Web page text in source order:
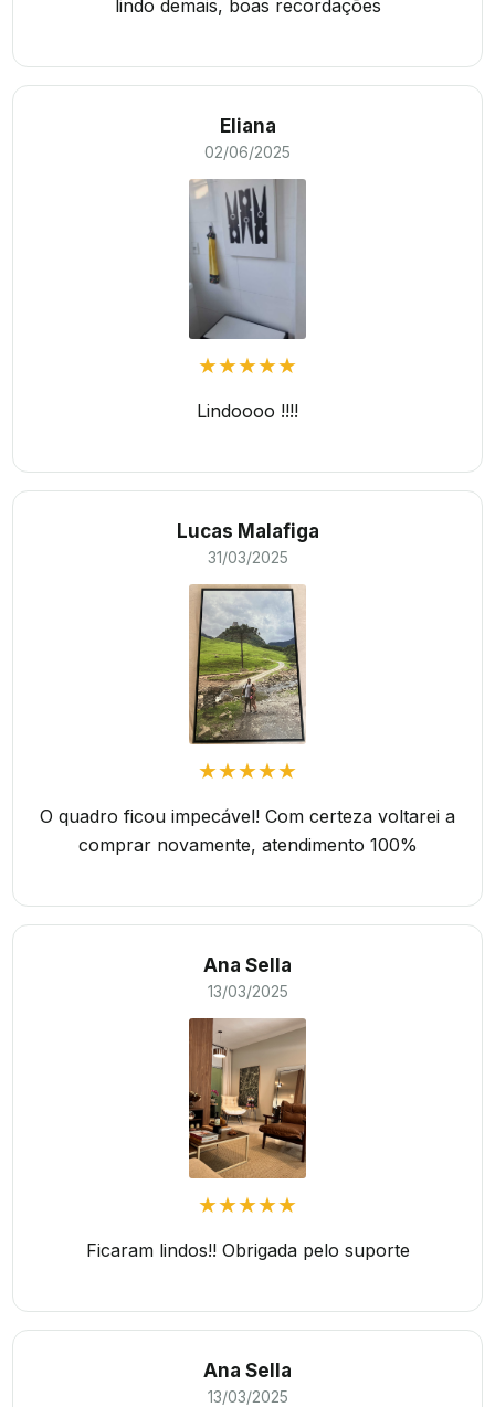
lindo demais, boas recordações
Eliana
02/06/2025
★★★★★
Lindoooo !!!!
Lucas Malafiga
31/03/2025
★★★★★
O quadro ficou impecável! Com certeza voltarei a
comprar novamente, atendimento 100%
Ana Sella
13/03/2025
★★★★★
Ficaram lindos!! Obrigada pelo suporte
Ana Sella
13/03/2025